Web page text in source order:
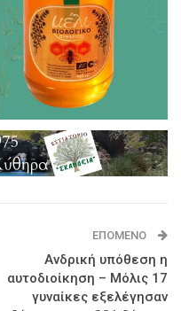
ΕΠΌΜΕΝΟ
Ανδρική υπόθεση η
αυτοδιοίκηση – Μόλις 17
γυναίκες εξελέγησαν